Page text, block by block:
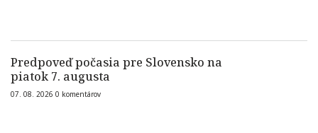
Predpoveď počasia pre Slovensko na
piatok 7. augusta
07. 08. 2026 0 komentárov